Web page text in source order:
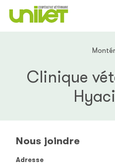
Clinique
Nous joindre
Adresse